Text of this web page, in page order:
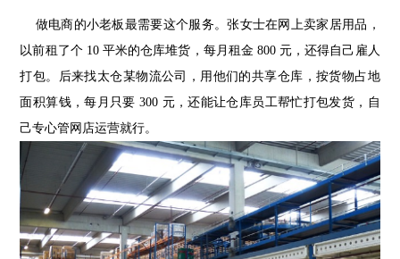
做电商的小老板最需要这个服务。张女士在网上卖家居用品，
以前租了个 10 平米的仓库堆货，每月租金 800 元，还得自己雇人
打包。后来找太仓某物流公司，用他们的共享仓库，按货物占地
面积算钱，每月只要 300 元，还能让仓库员工帮忙打包发货，自
己专心管网店运营就行。